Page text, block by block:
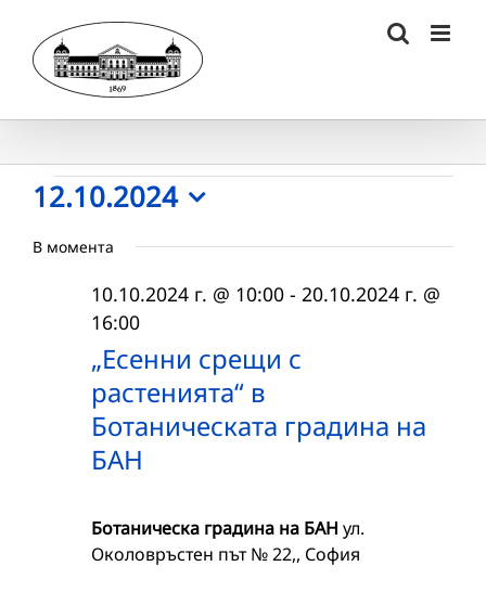
content
Събития
for
12.10.2024
12.10.2024
date.
В момента
„Есенни срещи с
растенията“ в
Ботаническата градина на
БАН
10.10.2024 г. @ 10:00 - 20.10.2024 г. @
16:00
Ботаническа градина на БАН ул.
Околовръстен път № 22,, София